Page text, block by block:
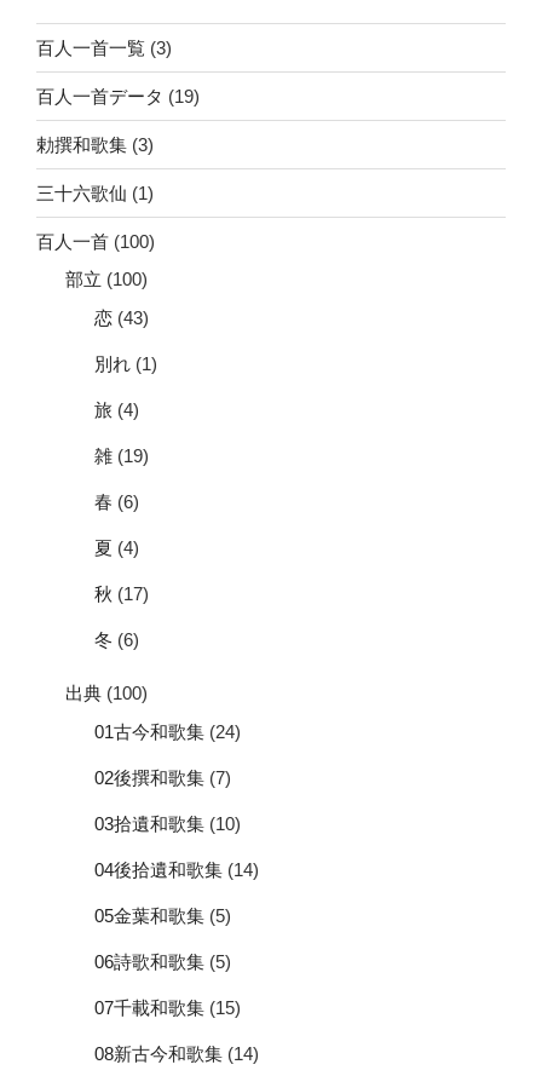
百人一首一覧 (3)
百人一首データ (19)
勅撰和歌集 (3)
三十六歌仙 (1)
百人一首 (100)
部立 (100)
恋 (43)
別れ (1)
旅 (4)
雑 (19)
春 (6)
夏 (4)
秋 (17)
冬 (6)
出典 (100)
01古今和歌集 (24)
02後撰和歌集 (7)
03拾遺和歌集 (10)
04後拾遺和歌集 (14)
05金葉和歌集 (5)
06詩歌和歌集 (5)
07千載和歌集 (15)
08新古今和歌集 (14)